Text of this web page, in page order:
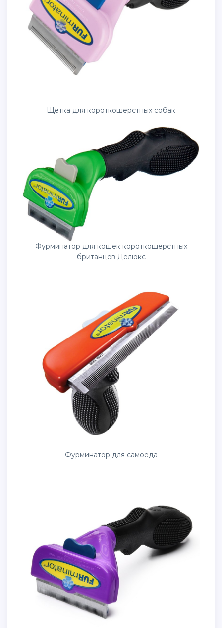
Щетка для короткошерстных собак
Фурминатор для кошек короткошерстных
британцев Делюкс
Фурминатор для самоеда